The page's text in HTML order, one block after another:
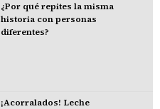
¿Por qué repites la misma
historia con personas
diferentes?
¡Acorralados! Leche